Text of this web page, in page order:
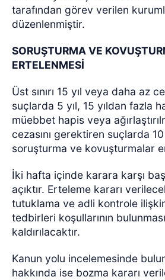
tarafından görev verilen
düzenlenmiştir.
SORUŞTURMA VE
ERTELENMESİ
Üst sınırı 15 yıl veya daha az
suçlarda 5 yıl, 15 yıldan fazla
müebbet hapis veya
cezasını gerektiren suçlarda
soruşturma ve kovuşturmalar
İki hafta içinde karara karşı
açıktır. Erteleme kararı
tutuklama ve adli kontrole
tedbirleri koşullarının
kaldırılacaktır.
Kanun yolu incelemesinde
hakkında ise bozma kararı